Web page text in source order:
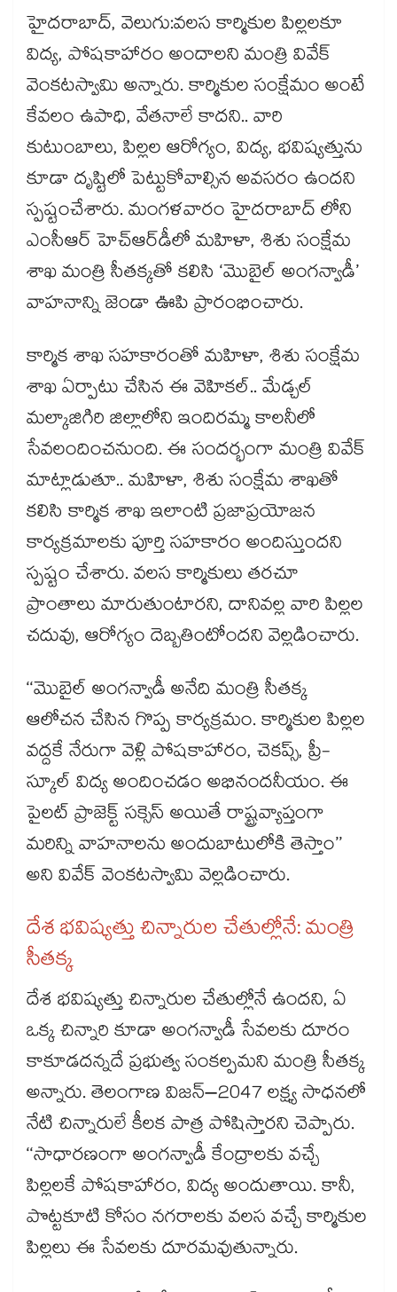
హైదరాబాద్, వెలుగు:వలస కార్మికుల పిల్లలకూ
విద్య, పోషకాహారం అందాలని మంత్రి వివేక్
వెంకటస్వామి అన్నారు. కార్మికుల సంక్షేమం అంటే
కేవలం ఉపాధి, వేతనాలే కాదని.. వారి
కుటుంబాలు, పిల్లల ఆరోగ్యం, విద్య, భవిష్యత్తును
కూడా దృష్టిలో పెట్టుకోవాల్సిన అవసరం ఉందని
స్పష్టంచేశారు. మంగళవారం హైదరాబాద్‌‌‌‌‌‌‌‌ లోని
ఎంసీఆర్ హెచ్‌‌‌‌‌‌‌‌ఆర్‌‌‌‌‌‌‌‌డీలో మహిళా, శిశు సంక్షేమ
శాఖ మంత్రి సీతక్కతో కలిసి ‘మొబైల్ అంగన్వాడీ’
వాహనాన్ని జెండా ఊపి ప్రారంభించారు.
కార్మిక శాఖ సహకారంతో మహిళా, శిశు సంక్షేమ
శాఖ ఏర్పాటు చేసిన ఈ వెహికల్.. మేడ్చల్
మల్కాజిగిరి జిల్లాలోని ఇందిరమ్మ కాలనీలో
సేవలందించనుంది. ఈ సందర్భంగా మంత్రి వివేక్​
మాట్లాడుతూ.. మహిళా, శిశు సంక్షేమ శాఖతో
కలిసి కార్మిక శాఖ ఇలాంటి ప్రజాప్రయోజన
కార్యక్రమాలకు పూర్తి సహకారం అందిస్తుందని
స్పష్టం చేశారు. వలస కార్మికులు తరచూ
ప్రాంతాలు మారుతుంటారని, దానివల్ల వారి పిల్లల
చదువు, ఆరోగ్యం దెబ్బతింటోందని వెల్లడించారు.
‘‘మొబైల్ అంగన్వాడీ అనేది మంత్రి సీతక్క
ఆలోచన చేసిన గొప్ప కార్యక్రమం. కార్మికుల పిల్లల
వద్దకే నేరుగా వెళ్లి పోషకాహారం, చెకప్స్, ప్రీ-
స్కూల్ విద్య అందించడం అభినందనీయం. ఈ
పైలట్ ప్రాజెక్ట్ సక్సెస్ అయితే రాష్ట్రవ్యాప్తంగా
మరిన్ని వాహనాలను అందుబాటులోకి తెస్తాం’’
అని వివేక్ వెంకటస్వామి వెల్లడించారు.
దేశ భవిష్యత్తు చిన్నారుల చేతుల్లోనే: మంత్రి
సీతక్క
దేశ భవిష్యత్తు చిన్నారుల చేతుల్లోనే ఉందని, ఏ
ఒక్క చిన్నారి కూడా అంగన్వాడీ సేవలకు దూరం
కాకూడదన్నదే ప్రభుత్వ సంకల్పమని మంత్రి సీతక్క
అన్నారు. తెలంగాణ విజన్​–2047 లక్ష్య సాధనలో
నేటి చిన్నారులే కీలక పాత్ర పోషిస్తారని చెప్పారు.
‘‘సాధారణంగా అంగన్వాడీ కేంద్రాలకు వచ్చే
పిల్లలకే పోషకాహారం, విద్య అందుతాయి. కానీ,
పొట్టకూటి కోసం నగరాలకు వలస వచ్చే కార్మికుల
పిల్లలు ఈ సేవలకు దూరమవుతున్నారు.